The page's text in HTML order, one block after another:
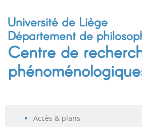
Université de Liège
Département de
Centre de
Accès & plans